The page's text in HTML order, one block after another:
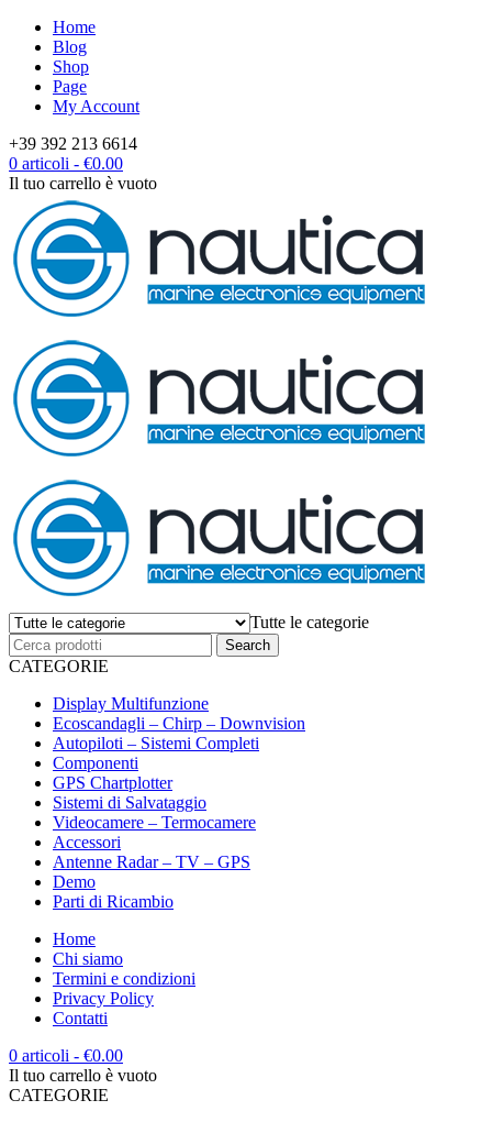
Home
Blog
Shop
Page
My Account
+39 392 213 6614
0 articoli - €0.00
Il tuo carrello è vuoto
Tutte le categorie
CATEGORIE
Display Multifunzione
Ecoscandagli – Chirp – Downvision
Autopiloti – Sistemi Completi
Componenti
GPS Chartplotter
Sistemi di Salvataggio
Videocamere – Termocamere
Accessori
Antenne Radar – TV – GPS
Demo
Parti di Ricambio
Home
Chi siamo
Termini e condizioni
Privacy Policy
Contatti
0 articoli - €0.00
Il tuo carrello è vuoto
CATEGORIE